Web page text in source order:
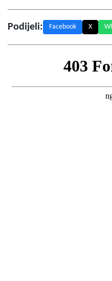
Podijeli: Facebook X